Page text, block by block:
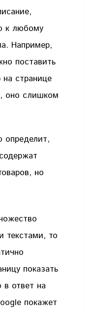
к любому
Например,
поставить
странице
оно слишком
определит,
но
текстами, то
показать
в ответ на
покажет